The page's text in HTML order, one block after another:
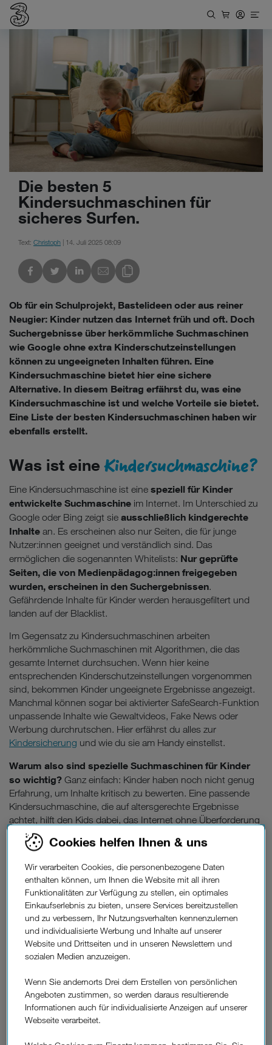
Die besten 5
Kindersuchmaschinen für
sicheres Surfen.
Text: Christoph | 14. Juli 2025 08:09
Link des Blogs kopieren
Ob für ein Schulprojekt, Bastelideen oder aus reiner
Neugier: Kinder nutzen das Internet früh und oft. Doch
Suchergebnisse über herkömmliche Suchmaschinen
wie Google ohne extra Kinderschutzeinstellungen
können zu ungeeigneten Inhalten führen. Eine
Kindersuchmaschine bietet hier eine sichere
Alternative. In diesem Beitrag erfährst du, was eine
Kindersuchmaschine ist und welche Vorteile sie bietet.
Eine Liste der besten Kindersuchmaschinen haben wir
ebenfalls erstellt.
Was ist eineKindersuchmaschine?
Eine Kindersuchmaschine ist eine speziell für Kinder
entwickelte Suchmaschine im Internet. Im Unterschied zu
Google oder Bing zeigt sie ausschließlich kindgerechte
Inhalte an. Es erscheinen also nur Seiten, die für junge
Nutzer:innen geeignet und verständlich sind. Das
ermöglichen die sogenannten Whitelists: Nur geprüfte
Seiten, die von Medienpädagog:innen freigegeben
wurden, erscheinen in den Suchergebnissen.
Gefährdende Inhalte für Kinder werden herausgefiltert und
landen auf der Blacklist.
Im Gegensatz zu Kindersuchmaschinen arbeiten
herkömmliche Suchmaschinen mit Algorithmen, die das
gesamte Internet durchsuchen. Wenn hier keine
entsprechenden Kinderschutzeinstellungen vorgenommen
sind, bekommen Kinder ungeeignete Ergebnisse angezeigt.
Manchmal können sogar bei aktivierter SafeSearch-Funktion
unpassende Inhalte wie Gewaltvideos, Fake News oder
Werbung durchrutschen. Hier erfährst du alles zur
Kindersicherung und wie du sie am Handy einstellst.
Warum also sind spezielle Suchmaschinen für Kinder
so wichtig? Ganz einfach: Kinder haben noch nicht genug
Erfahrung, um Inhalte kritisch zu bewerten. Eine passende
Kindersuchmaschine, die auf altersgerechte Ergebnisse
achtet, hilft den Kids dabei, das Internet ohne Überforderung
oder unangenehme Überraschungen sicher zu entdecken.
So lernt der NachwuchsSchritt für Schritt den Umgang
mit digitalen Medien im geschützten Raum.
Diefünf besten
Kindersuchmaschinen.
Es gibt einige Tools, die den Kids das Surfen erleichtern,
damit sie sich sicher undkindgerecht durch das Internet
bewegenkönnen. Nicht jede Kindersuchmaschine ist dabei
gleich aufgebaut. Manche bieten mehr Infos, andere setzen
auf spielerische Elemente oder klare Themenbereiche. Damit
du schnell den Überblick bekommst, haben wir dir eine
kompakteListe der besten Kindersuchmaschinen
Cookies helfen Ihnen & uns
Wir verarbeiten Cookies, die personenbezogene Daten
enthalten können, um Ihnen die Website mit all ihren
Funktionalitäten zur Verfügung zu stellen, ein optimales
Einkaufserlebnis zu bieten, unsere Services bereitzustellen
und zu verbessern, Ihr Nutzungsverhalten kennenzulernen
und individualisierte Werbung und Inhalte auf unserer
Website und Drittseiten und in unseren Newslettern und
sozialen Medien anzuzeigen.
Wenn Sie andernorts Drei dem Erstellen von persönlichen
Angeboten zustimmen, so werden daraus resultierende
Informationen auch für individualisierte Anzeigen auf unserer
Webseite verarbeitet.